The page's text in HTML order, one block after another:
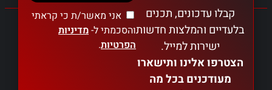
קבלו עדכונים, תכנים
בלעדיים והמלצות חדשות
ישירות למייל.
הצטרפו אלינו ותישארו
מעודכנים בכל מה
אני מאשר/ת כי קראתי
והסכמתי ל-מדיניות
הפרטיות.